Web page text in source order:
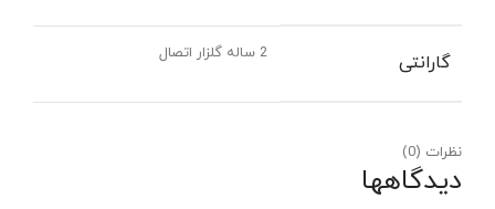
گارانتی 2 ساله گلزار اتصال
نظرات (0)
دیدگاهها